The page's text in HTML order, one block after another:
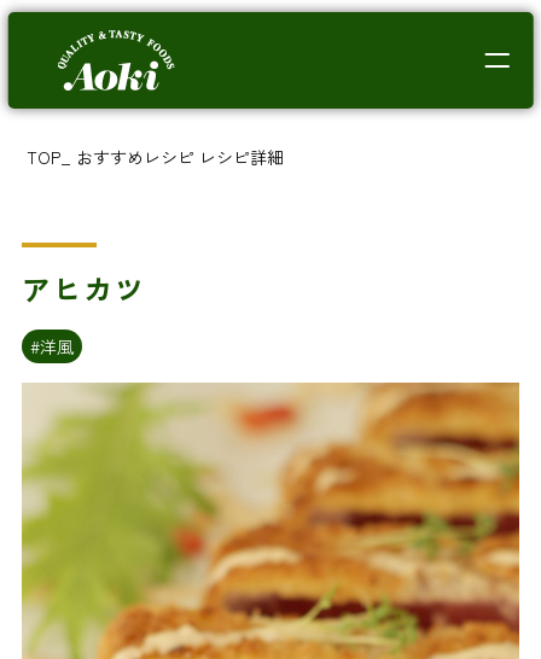
TOP おすすめレシピ レシピ詳細
アヒカツ
#洋風